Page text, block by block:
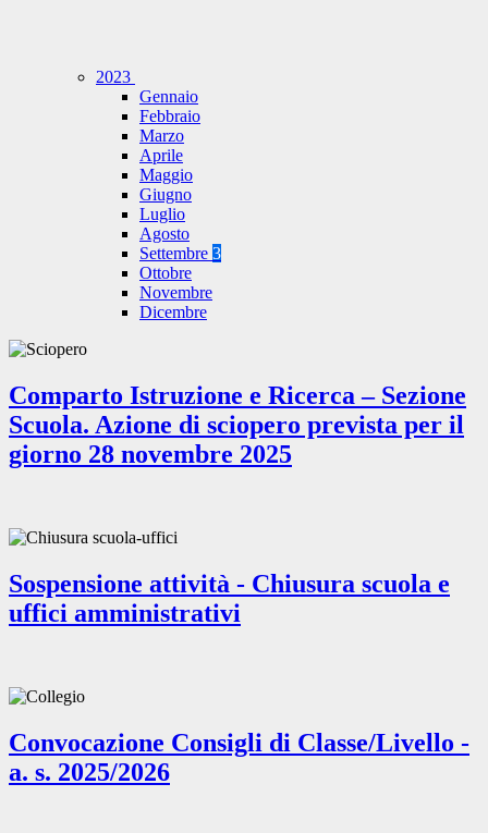
2023
Gennaio
Febbraio
Marzo
Aprile
Maggio
Giugno
Luglio
Agosto
Settembre 3
Ottobre
Novembre
Dicembre
Comparto Istruzione e Ricerca – Sezione
Scuola. Azione di sciopero prevista per il
giorno 28 novembre 2025
Sospensione attività - Chiusura scuola e
uffici amministrativi
Convocazione Consigli di Classe/Livello -
a. s. 2025/2026